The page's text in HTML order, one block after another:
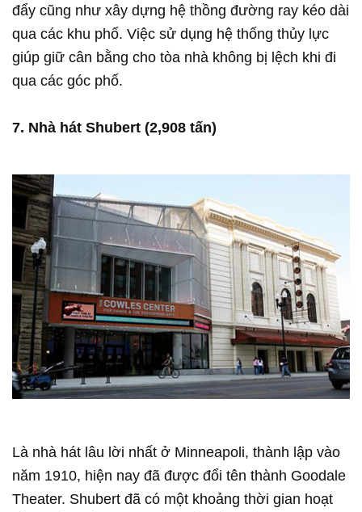
đẩy cũng như xây dựng hệ thồng đường ray kéo dài
qua các khu phố. Việc sử dụng hệ thống thủy lực
giúp giữ cân bằng cho tòa nhà không bị lệch khi đi
qua các góc phố.
7. Nhà hát Shubert (2,908 tấn)
Là nhà hát lâu lời nhất ở Minneapoli, thành lập vào
năm 1910, hiện nay đã được đổi tên thành Goodale
Theater. Shubert đã có một khoảng thời gian hoạt